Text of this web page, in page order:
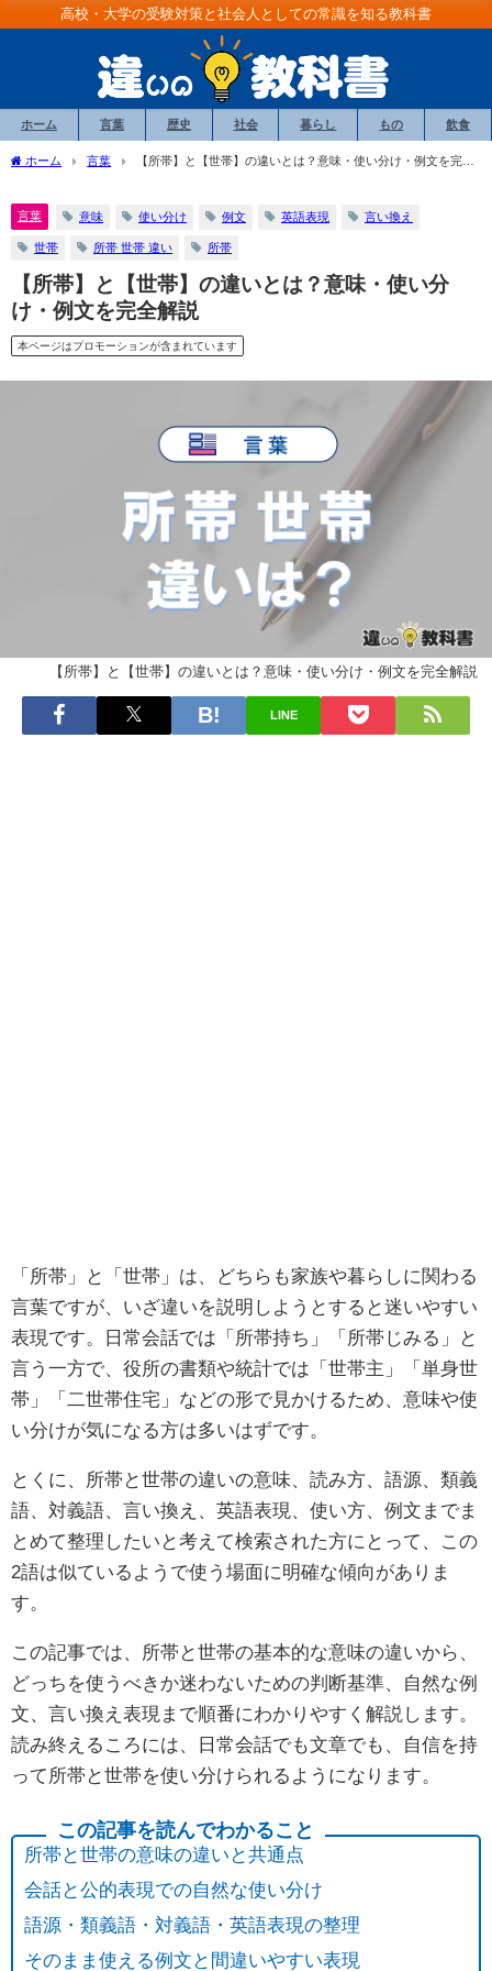
高校・大学の受験対策と社会人としての常識を知る教科書
ホーム 言葉 歴史 社会 暮らし もの 飲食
ホーム 言葉
【所帯】と【世帯】の違いとは？意味・使い分け・例文を完全
言葉 意味 使い分け 例文 英語表現 言い換え
世帯 所帯 世帯 違い 所帯
【所帯】と【世帯】の違いとは？意味・使い分
け・例文を完全解説
本ページはプロモーションが含まれています
【所帯】と【世帯】の違いとは？意味・使い分け・例文を完全解説
LINE
「所帯」と「世帯」は、どちらも家族や暮らしに関わる
言葉ですが、いざ違いを説明しようとすると迷いやすい
表現です。日常会話では「所帯持ち」「所帯じみる」と
言う一方で、役所の書類や統計では「世帯主」「単身世
帯」「二世帯住宅」などの形で見かけるため、意味や使
い分けが気になる方は多いはずです。
とくに、所帯と世帯の違いの意味、読み方、語源、類義
語、対義語、言い換え、英語表現、使い方、例文までま
とめて整理したいと考えて検索された方にとって、この
2語は似ているようで使う場面に明確な傾向がありま
す。
この記事では、所帯と世帯の基本的な意味の違いから、
どっちを使うべきか迷わないための判断基準、自然な例
文、言い換え表現まで順番にわかりやすく解説します。
読み終えるころには、日常会話でも文章でも、自信を持
って所帯と世帯を使い分けられるようになります。
所帯と世帯の意味の違いと共通点
会話と公的表現での自然な使い分け
語源・類義語・対義語・英語表現の整理
そのまま使える例文と間違いやすい表現